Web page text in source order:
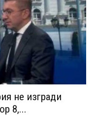
не изгради
8,...